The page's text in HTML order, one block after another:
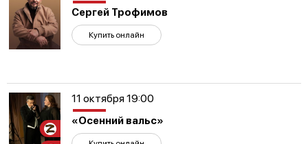
Сергей Трофимов
Купить онлайн
Участникам
СВО
11 октября 19:00
«Осенний вальс»